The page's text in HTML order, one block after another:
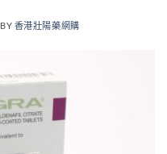
BY 香港壯陽藥網購